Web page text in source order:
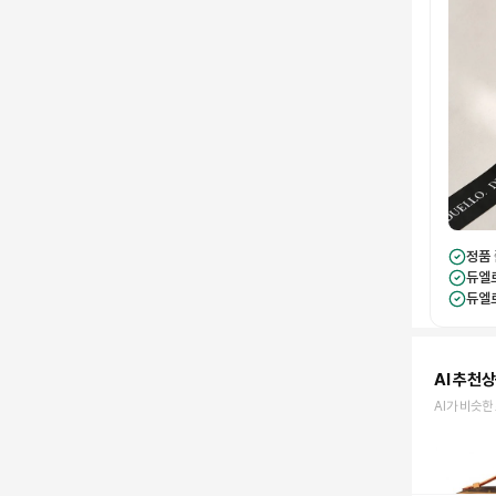
정품
듀엘
듀엘
AI 추천
AI가 비슷한